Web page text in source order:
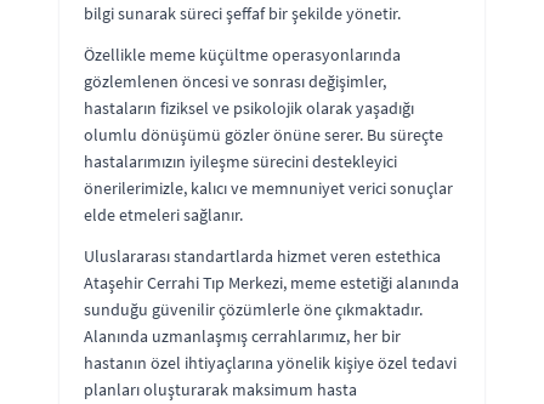
bilgi sunarak süreci şeffaf bir şekilde yönetir.
Özellikle meme küçültme operasyonlarında
gözlemlenen öncesi ve sonrası değişimler,
hastaların fiziksel ve psikolojik olarak yaşadığı
olumlu dönüşümü gözler önüne serer. Bu süreçte
hastalarımızın iyileşme sürecini destekleyici
önerilerimizle, kalıcı ve memnuniyet verici sonuçlar
elde etmeleri sağlanır.
Uluslararası standartlarda hizmet veren estethica
Ataşehir Cerrahi Tıp Merkezi, meme estetiği alanında
sunduğu güvenilir çözümlerle öne çıkmaktadır.
Alanında uzmanlaşmış cerrahlarımız, her bir
hastanın özel ihtiyaçlarına yönelik kişiye özel tedavi
planları oluşturarak maksimum hasta